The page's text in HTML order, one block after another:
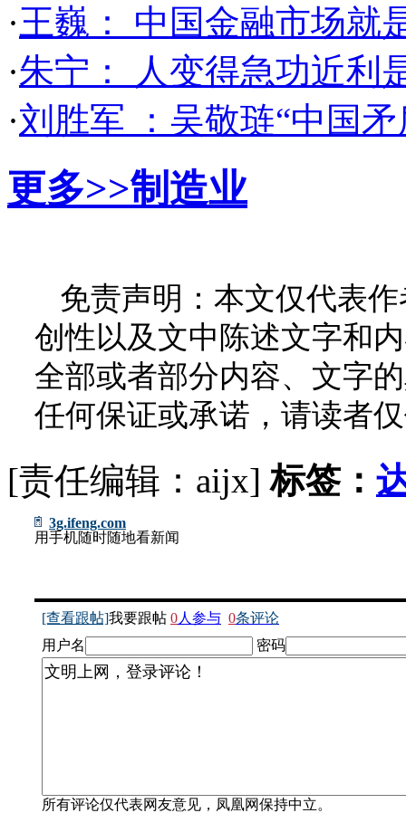
·王巍： 中国金融市场就
·朱宁： 人变得急功近利
·刘胜军 ：吴敬琏“中国
更多>>制造业
免责声明：本文仅代表
创性以及文中陈述文字和
全部或者部分内容、文字
任何保证或承诺，请读者
[责任编辑：aijx]标签：
3g.ifeng.com
用手机随时随地看新闻
[查看跟帖]我要跟帖 0人参与 0条评论
用户名
密码
所有评论仅代表网友意见，凤凰网保持中立。